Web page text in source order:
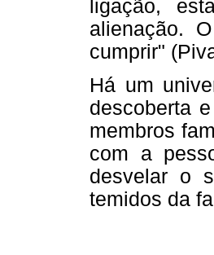
ligação,
alienação.
cumprir"
Há um
descoberta
membros
com a
desvelar o
temidos da